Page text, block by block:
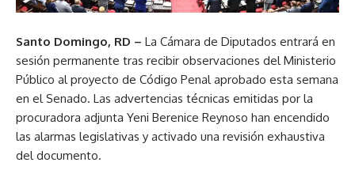
Santo Domingo, RD – La Cámara de Diputados entrará en
sesión permanente tras recibir observaciones del Ministerio
Público al proyecto de Código Penal aprobado esta semana
en el Senado. Las advertencias técnicas emitidas por la
procuradora adjunta Yeni Berenice Reynoso han encendido
las alarmas legislativas y activado una revisión exhaustiva
del documento.